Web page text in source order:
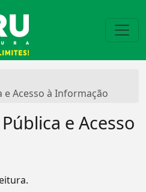
e Acesso à Informação
e Acesso